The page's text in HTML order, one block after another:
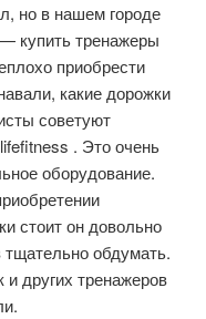
но в нашем городе
купить тренажеры
приобрести
какие дорожки
советуют
. Это очень
оборудование.
стоит он довольно
обдумать.
других тренажеров